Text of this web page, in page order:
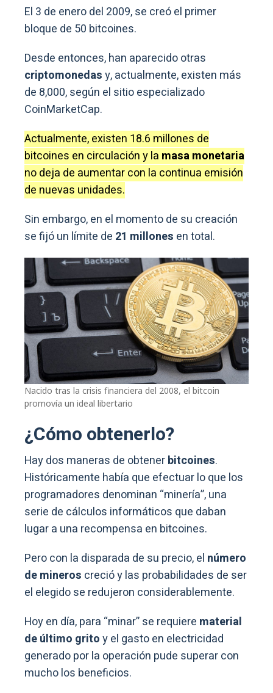
El 3 de enero del 2009, se creó el primer
bloque de 50 bitcoines.
Desde entonces, han aparecido otras
criptomonedasy, actualmente, existen más
de 8,000, según el sitio especializado
CoinMarketCap.
Actualmente, existen 18.6 millones de
bitcoines en circulación y la masa monetaria
no deja de aumentar con la continua emisión
de nuevas unidades.
Sin embargo, en el momento de su creación
se fijó un límite de 21 millones en total.
Nacido tras la crisis financiera del 2008, el bitcoin
promovía un ideal libertario
¿Cómo obtenerlo?
Hay dos maneras de obtenerbitcoines.
Históricamente había que efectuar lo que los
programadores denominan “minería”, una
serie de cálculos informáticos que daban
lugar a una recompensa en bitcoines.
Pero con la disparada de su precio, el número
de mineros creció y las probabilidades de ser
el elegido se redujeron considerablemente.
Hoy en día, para “minar” se requiere material
de último gritoy el gasto en electricidad
generado por la operación pude superar con
mucho los beneficios.